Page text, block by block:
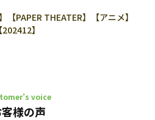
【PAPER THEATER】【アニメ】
】
voice
様の声